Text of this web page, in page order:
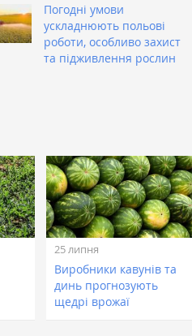
Погодні умови
ускладнюють польові
роботи, особливо захист
та підживлення рослин
25 липня
Виробники кавунів та
динь прогнозують
щедрі врожаї